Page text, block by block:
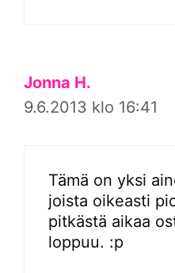
Jonna H.
9.6.2013 klo 16:41
Tämä on yksi
joista oikeasti
pitkästä aikaa
loppuu. :p